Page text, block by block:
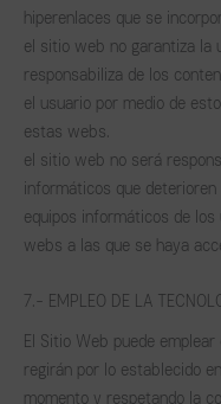
hiperenlaces que se
el sitio web no garantiza la
responsabiliza de los
el usuario por medio de
estas webs.
el sitio web no será
informáticos que
equipos informáticos de
webs a las que se haya
7.- EMPLEO DE LA
El Sitio Web puede
regirán por lo establecido
momento y respetando la